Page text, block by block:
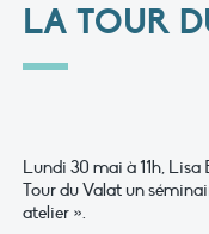
LA TOUR
Lundi 30 mai à 11h,
Tour du Valat un
atelier ».